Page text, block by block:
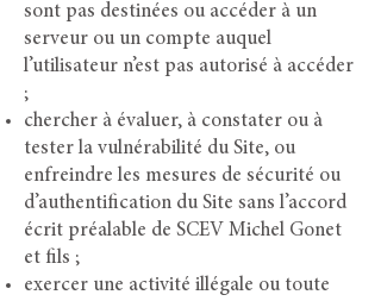
sont pas destinées ou accéder à un
serveur ou un compte auquel
l’utilisateur n’est pas autorisé à accéder
;
chercher à évaluer, à constater ou à
tester la vulnérabilité du Site, ou
enfreindre les mesures de sécurité ou
d’authentification du Site sans l’accord
écrit préalable de SCEV Michel Gonet
et fils ;
exercer une activité illégale ou toute